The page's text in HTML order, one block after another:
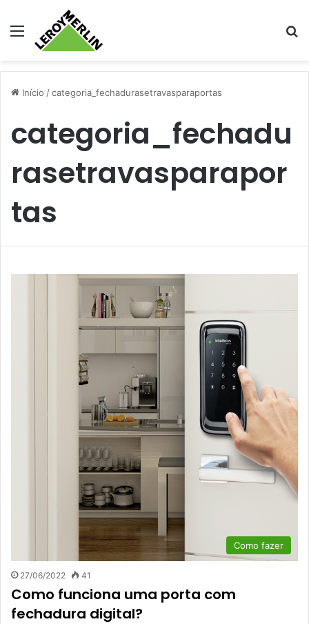
Menu
Início /categoria_fechadurasetravasparaportas
categoria_fechadu
rasetravasparapor
tas
Como fazer
27/06/2022 41
Como funciona uma porta com
fechadura digital?